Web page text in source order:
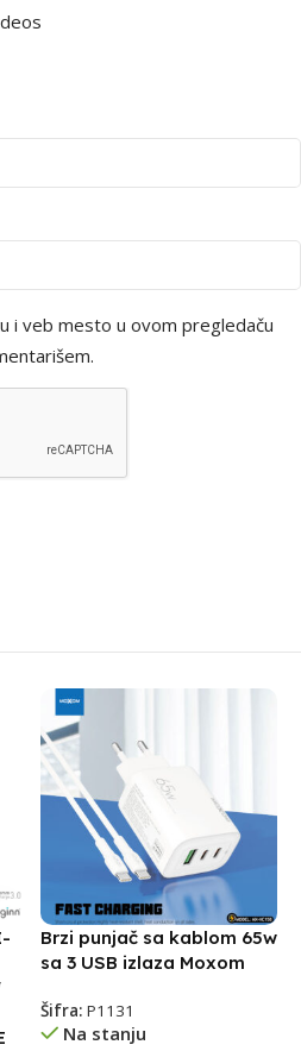
i veb mesto u ovom pregledaču
Brzi punjač sa kablom 65w
sa 3 USB izlaza Moxom
Šifra: P1131
Na stanju